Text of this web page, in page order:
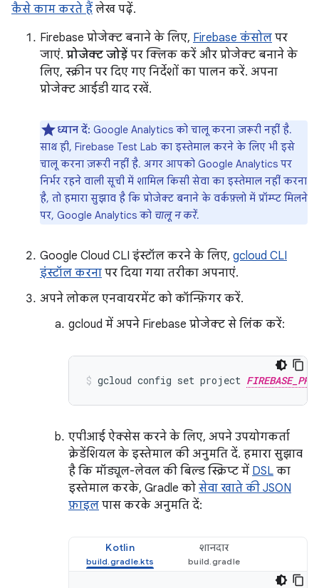
कैसे काम करते हैं लेख पढ़ें.
Firebase प्रोजेक्ट बनाने के लिए, Firebase कंसोल पर
जाएं. प्रोजेक्ट जोड़ें पर क्लिक करें और प्रोजेक्ट बनाने के
लिए, स्क्रीन पर दिए गए निर्देशों का पालन करें. अपना
प्रोजेक्ट आईडी याद रखें.
ध्यान दें: Google Analytics को चालू करना ज़रूरी नहीं है.
साथ ही, Firebase Test Lab का इस्तेमाल करने के लिए भी इसे
चालू करना ज़रूरी नहीं है. अगर आपको Google Analytics पर
निर्भर रहने वाली सूची में शामिल किसी सेवा का इस्तेमाल नहीं करना
है, तो हमारा सुझाव है कि प्रोजेक्ट बनाने के वर्कफ़्लो में प्रॉम्प्ट मिलने
पर, Google Analytics को चालू न करें.
Google Cloud CLI इंस्टॉल करने के लिए, gcloud CLI
इंस्टॉल करना पर दिया गया तरीका अपनाएं.
अपने लोकल एनवायरमेंट को कॉन्फ़िगर करें.
gcloud में अपने Firebase प्रोजेक्ट से लिंक करें:
gcloud config set project
एपीआई ऐक्सेस करने के लिए, अपने उपयोगकर्ता
क्रेडेंशियल के इस्तेमाल की अनुमति दें. हमारा सुझाव
है कि मॉड्यूल-लेवल की बिल्ड स्क्रिप्ट में DSL का
इस्तेमाल करके, Gradle को सेवा खाते की JSON
फ़ाइल पास करके अनुमति दें:
Kotlin शानदार